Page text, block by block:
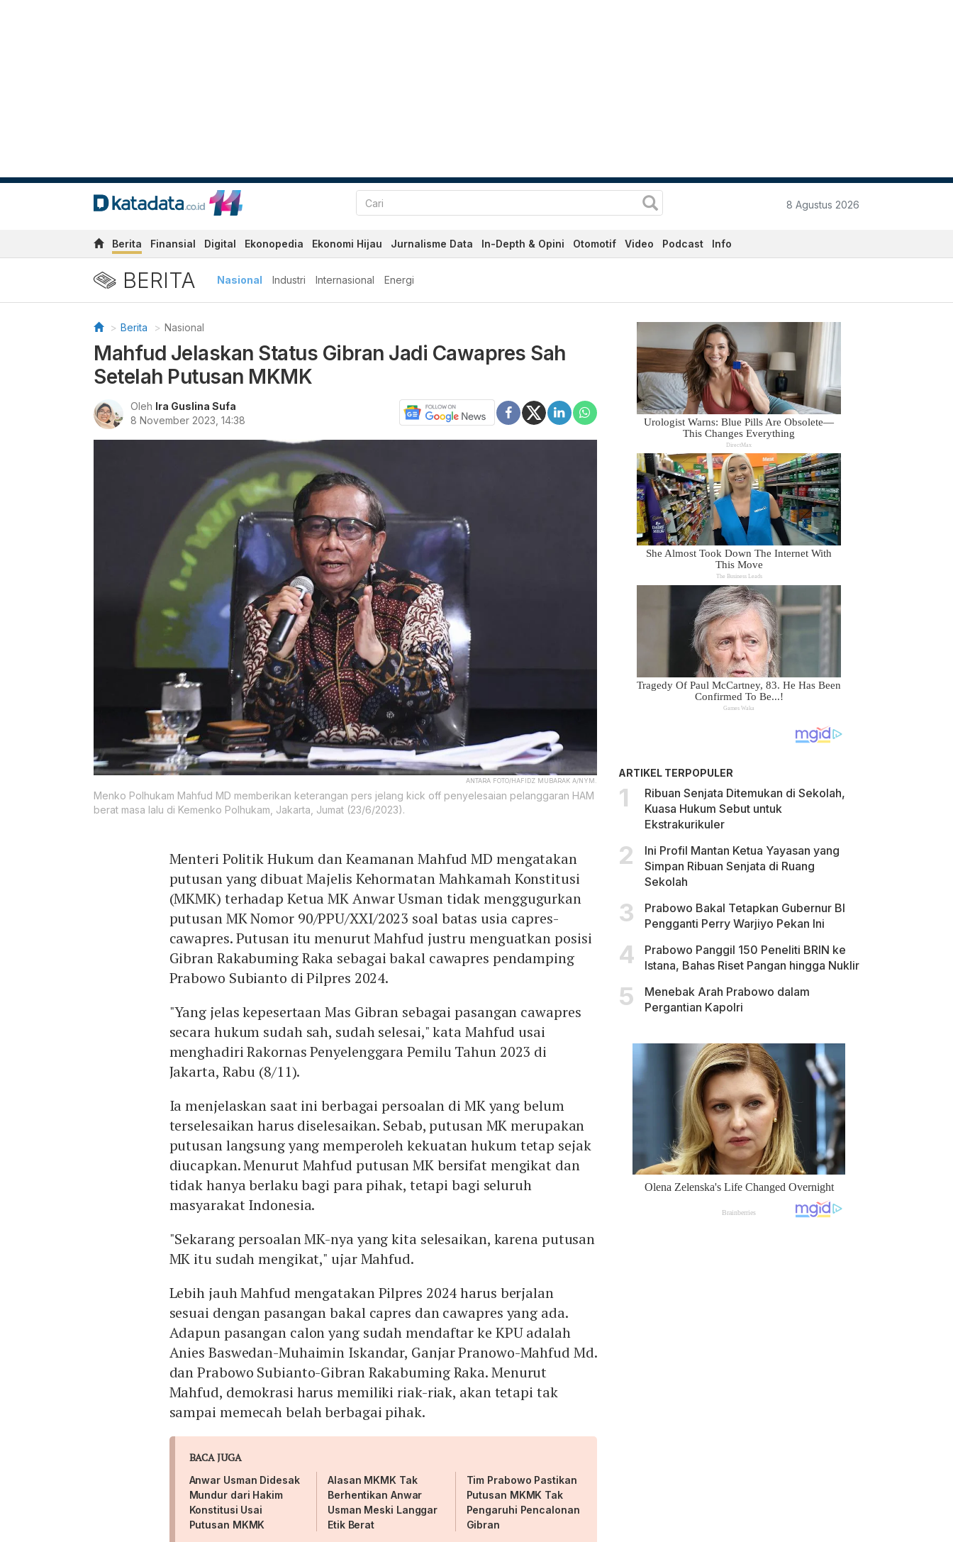
8 Agustus 2026
Berita Finansial Digital Ekonopedia Ekonomi Hijau Jurnalisme Data In-Depth & Opini Otomotif Video Podcast Info
BERITA Nasional Industri Internasional Energi
Berita Nasional
Mahfud Jelaskan Status Gibran Jadi Cawapres Sah
Setelah Putusan MKMK
Oleh Ira Guslina Sufa
8 November 2023, 14:38
ANTARA FOTO/HAFIDZ MUBARAK A/NYM.
Menko Polhukam Mahfud MD memberikan keterangan pers jelang kick off penyelesaian pelanggaran HAM
berat masa lalu di Kemenko Polhukam, Jakarta, Jumat (23/6/2023).
Menteri Politik Hukum dan Keamanan Mahfud MD mengatakan
putusan yang dibuat Majelis Kehormatan Mahkamah Konstitusi
(MKMK) terhadap Ketua MK Anwar Usman tidak menggugurkan
putusan MK Nomor 90/PPU/XXI/2023 soal batas usia capres-
cawapres. Putusan itu menurut Mahfud justru menguatkan posisi
Gibran Rakabuming Raka sebagai bakal cawapres pendamping
Prabowo Subianto di Pilpres 2024.
"Yang jelas kepesertaan Mas Gibran sebagai pasangan cawapres
secara hukum sudah sah, sudah selesai," kata Mahfud usai
menghadiri Rakornas Penyelenggara Pemilu Tahun 2023 di
Jakarta, Rabu (8/11).
Ia menjelaskan saat ini berbagai persoalan di MK yang belum
terselesaikan harus diselesaikan. Sebab, putusan MK merupakan
putusan langsung yang memperoleh kekuatan hukum tetap sejak
diucapkan. Menurut Mahfud putusan MK bersifat mengikat dan
tidak hanya berlaku bagi para pihak, tetapi bagi seluruh
masyarakat Indonesia.
"Sekarang persoalan MK-nya yang kita selesaikan, karena putusan
MK itu sudah mengikat," ujar Mahfud.
Lebih jauh Mahfud mengatakan Pilpres 2024 harus berjalan
sesuai dengan pasangan bakal capres dan cawapres yang ada.
Adapun pasangan calon yang sudah mendaftar ke KPU adalah
Anies Baswedan-Muhaimin Iskandar, Ganjar Pranowo-Mahfud Md.
dan Prabowo Subianto-Gibran Rakabuming Raka. Menurut
Mahfud, demokrasi harus memiliki riak-riak, akan tetapi tak
sampai memecah belah berbagai pihak.
BACA JUGA
Anwar Usman Didesak
Mundur dari Hakim
Konstitusi Usai
Putusan MKMK
Alasan MKMK Tak
Berhentikan Anwar
Usman Meski Langgar
Etik Berat
Tim Prabowo Pastikan
Putusan MKMK Tak
Pengaruhi Pencalonan
Gibran
ARTIKEL TERPOPULER
Ribuan Senjata Ditemukan di Sekolah,
Kuasa Hukum Sebut untuk
Ekstrakurikuler
Ini Profil Mantan Ketua Yayasan yang
Simpan Ribuan Senjata di Ruang
Sekolah
Prabowo Bakal Tetapkan Gubernur BI
Pengganti Perry Warjiyo Pekan Ini
Prabowo Panggil 150 Peneliti BRIN ke
Istana, Bahas Riset Pangan hingga Nuklir
Menebak Arah Prabowo dalam
Pergantian Kapolri